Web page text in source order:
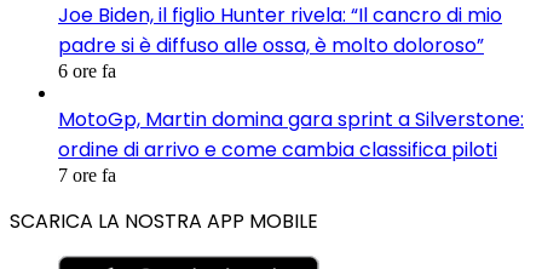
Joe Biden, il figlio Hunter rivela: “Il cancro di mio
padre si è diffuso alle ossa, è molto doloroso”
6 ore fa
MotoGp, Martin domina gara sprint a Silverstone:
ordine di arrivo e come cambia classifica piloti
7 ore fa
SCARICA LA NOSTRA APP MOBILE